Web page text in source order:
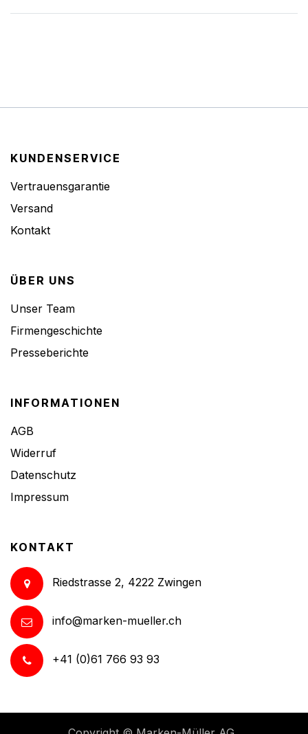
KUNDENSERVICE
Vertrauensgarantie
Versand
Kontakt
ÜBER UNS
Unser Team
Firmengeschichte
Presseberichte
INFORMATIONEN
AGB
Widerruf
Datenschutz
Impressum
KONTAKT
Riedstrasse 2, 4222 Zwingen
info@marken-mueller.ch
+41 (0)61 766 93 93